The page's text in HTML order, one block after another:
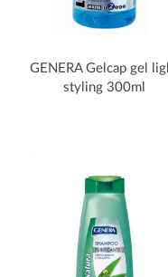
GENERA Gelcap gel
styling 300ml